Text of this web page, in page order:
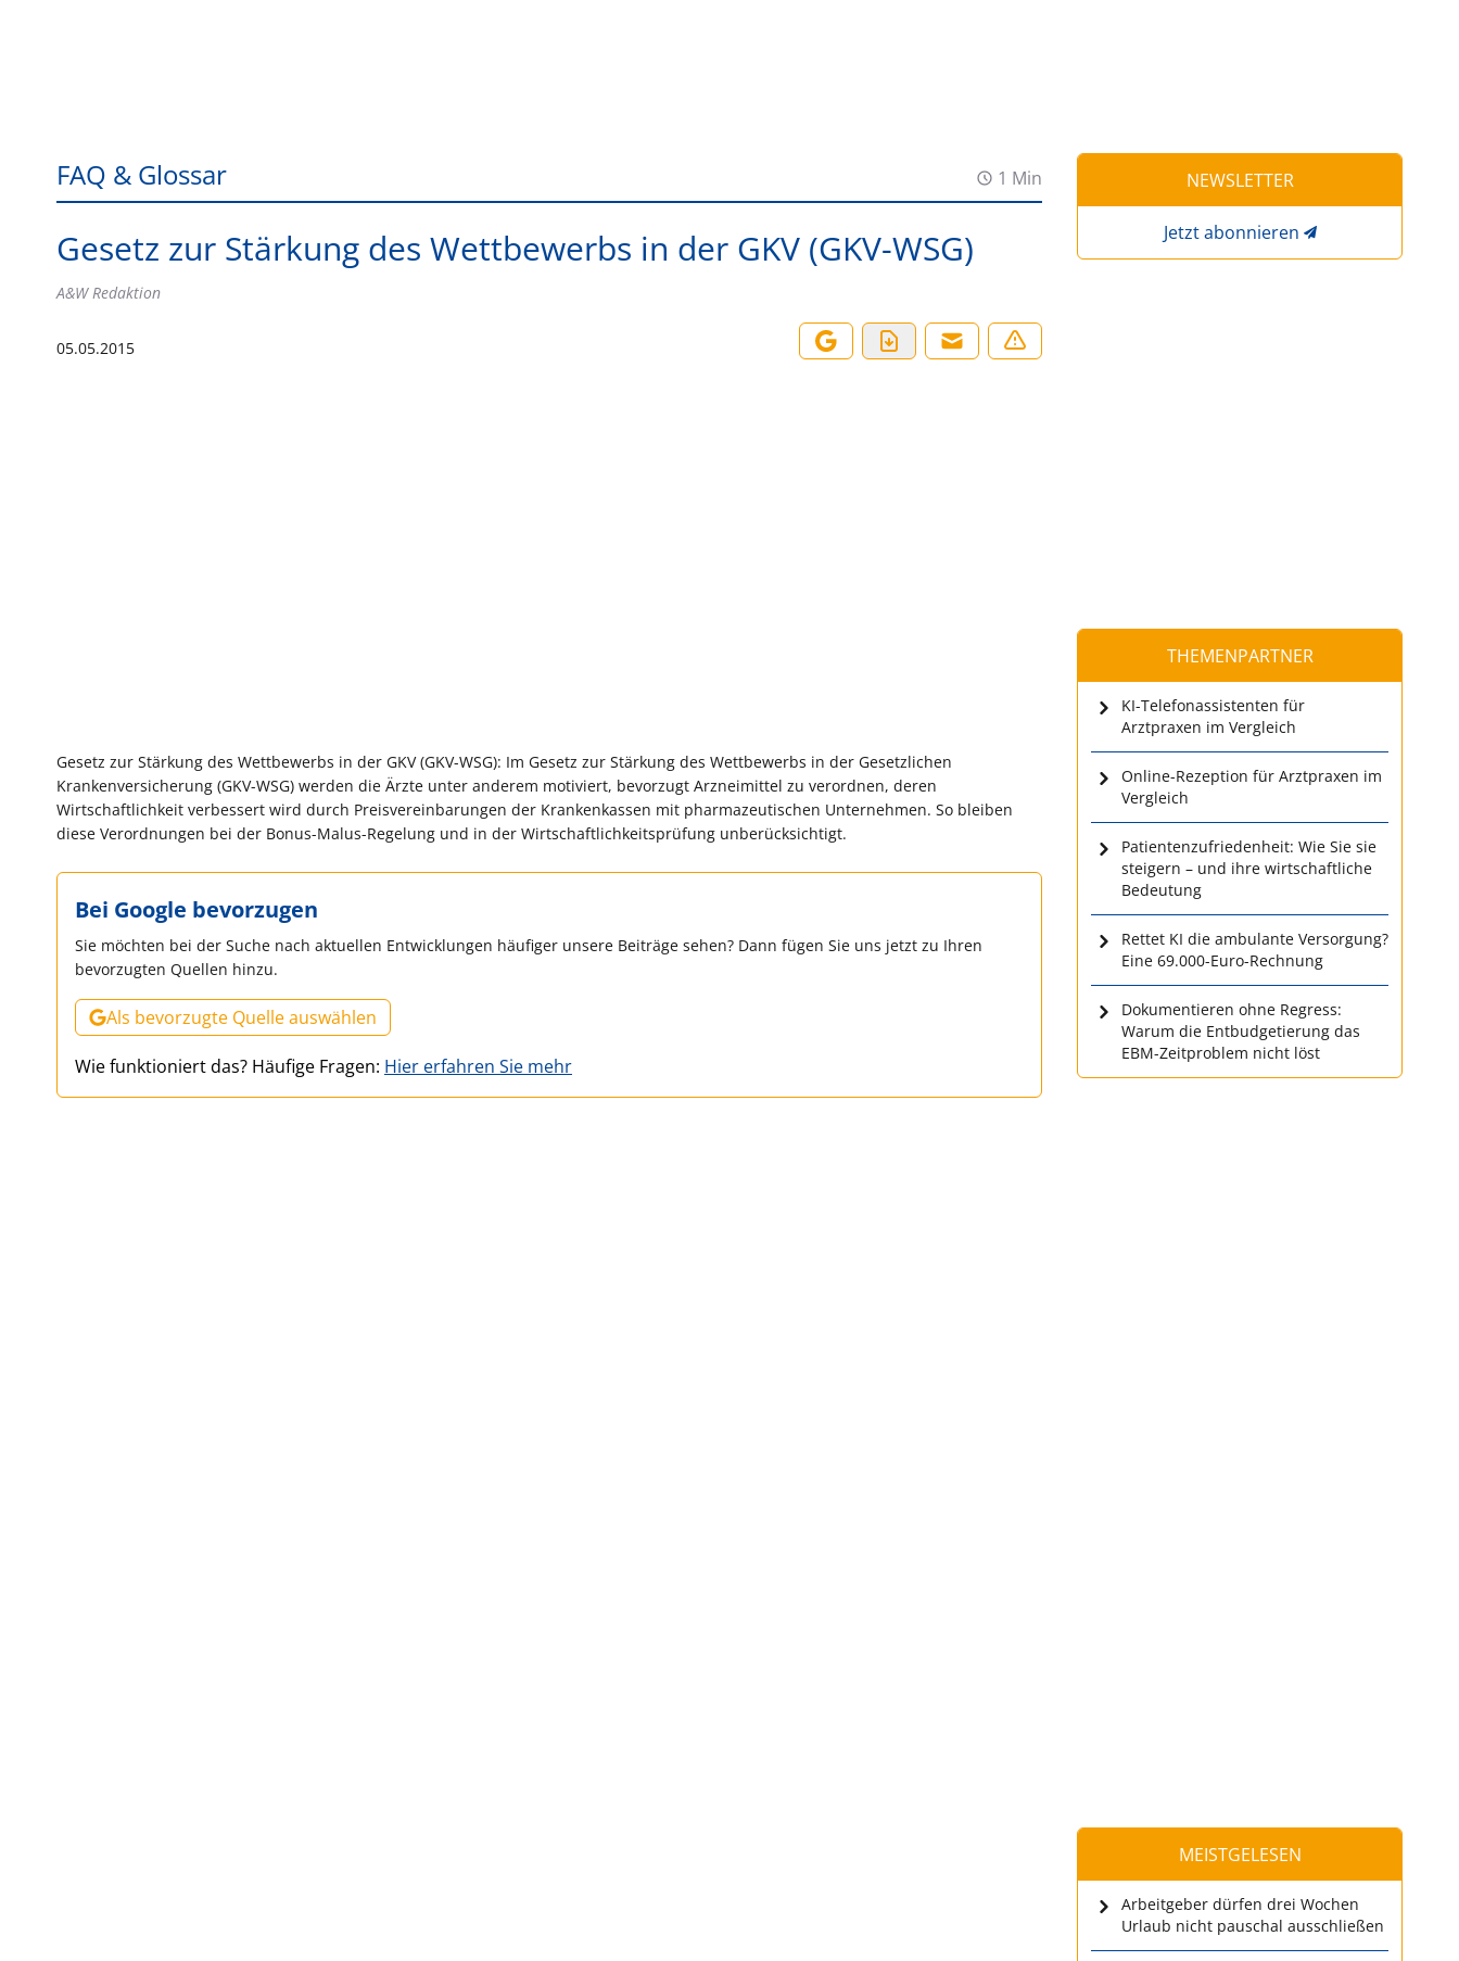
FAQ & Glossar 1 Min
Gesetz zur Stärkung des Wettbewerbs in der GKV (GKV-WSG)
A&W Redaktion
05.05.2015
Gesetz zur Stärkung des Wettbewerbs in der GKV (GKV-WSG): Im Gesetz zur Stärkung des Wettbewerbs in der Gesetzlichen
Krankenversicherung (GKV-WSG) werden die Ärzte unter anderem motiviert, bevorzugt Arzneimittel zu verordnen, deren
Wirtschaftlichkeit verbessert wird durch Preisvereinbarungen der Krankenkassen mit pharmazeutischen Unternehmen. So bleiben
diese Verordnungen bei der Bonus-Malus-Regelung und in der Wirtschaftlichkeitsprüfung unberücksichtigt.
Bei Google bevorzugen
Sie möchten bei der Suche nach aktuellen Entwicklungen häufiger unsere Beiträge sehen? Dann fügen Sie uns jetzt zu Ihren
bevorzugten Quellen hinzu.
Als bevorzugte Quelle auswählen
Wie funktioniert das? Häufige Fragen: Hier erfahren Sie mehr
NEWSLETTER
Jetzt abonnieren
THEMENPARTNER
KI-Telefonassistenten für
Arztpraxen im Vergleich
Online-Rezeption für Arztpraxen im
Vergleich
Patientenzufriedenheit: Wie Sie sie
steigern – und ihre wirtschaftliche
Bedeutung
Rettet KI die ambulante Versorgung?
Eine 69.000-Euro-Rechnung
Dokumentieren ohne Regress:
Warum die Entbudgetierung das
EBM-Zeitproblem nicht löst
MEISTGELESEN
Arbeitgeber dürfen drei Wochen
Urlaub nicht pauschal ausschließen